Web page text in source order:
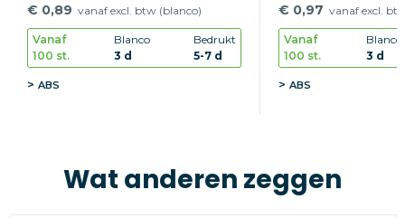
€ 0,89 vanaf excl. btw (blanco)
Vanaf
100 st.
Blanco
3 d
Bedrukt
5-7 d
ABS
€ 0,97 vanaf excl.
Vanaf
100 st.
Blanco
3 d
ABS
Wat anderen zeggen